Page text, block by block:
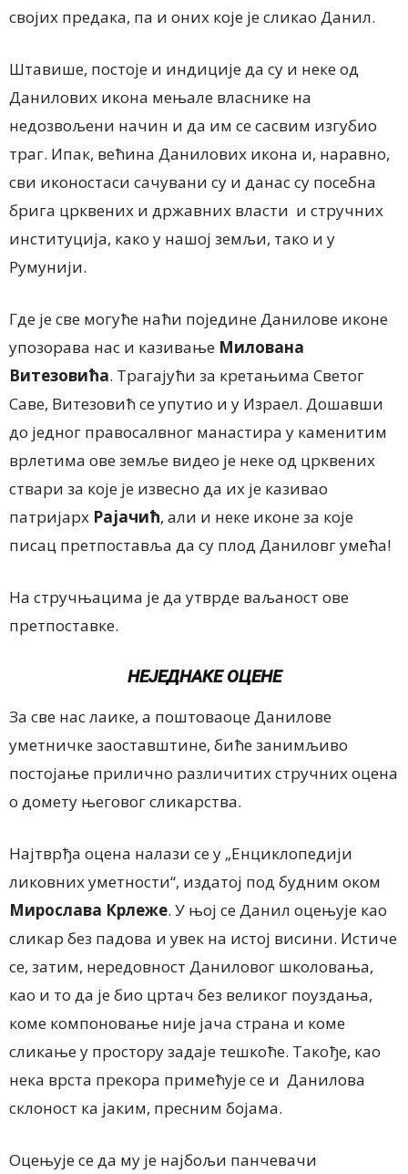
својих предака, па и оних које је сликао Данил.
Штавише, постоје и индиције да су и неке од
Данилових икона мењале власнике на
недозвољени начин и да им се сасвим изгубио
траг. Ипак, већина Данилових икона и, наравно,
сви иконостаси сачувани су и данас су посебна
брига црквених и државних власти и стручних
институција, како у нашој земљи, тако и у
Румунији.
Где је све могуће наћи поједине Данилове иконе
упозорава нас и казивање Милована
Витезовића. Трагајући за кретањима Светог
Саве, Витезовић се упутио и у Израел. Дошавши
до једног правосалвног манастира у каменитим
врлетима ове земље видео је неке од црквених
ствари за које је извесно да их је казивао
патријарх Рајачић, али и неке иконе за које
писац претпоставља да су плод Даниловг умећа!
На стручњацима је да утврде ваљаност ове
претпоставке.
НЕЈЕДНАКЕ ОЦЕНЕ
За све нас лаике, а поштоваоце Данилове
уметничке заоставштине, биће занимљиво
постојање прилично различитих стручних оцена
о домету његовог сликарства.
Најтврђа оцена налази се у „Енциклопедији
ликовних уметности“, издатој под будним оком
Мирослава Крлеже. У њој се Данил оцењује као
сликар без падова и увек на истој висини. Истиче
се, затим, нередовност Даниловог школовања,
као и то да је био цртач без великог поуздања,
коме компоновање није јача страна и коме
сликање у простору задаје тешкоће. Такође, као
нека врста прекора примећује се и Данилова
склоност ка јаким, пресним бојама.
Оцењује се да му је најбољи панчевачи